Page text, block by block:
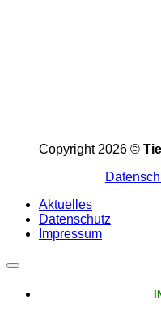
Copyright 2026 ©
Aktuelles
Datenschutz
Impressum